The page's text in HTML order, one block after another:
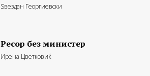
Ѕвездан Георгиевски
Ресор без министер
Ирена Цветковиќ